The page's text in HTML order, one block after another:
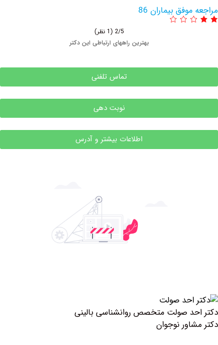
بیماران 86
بهترین راههای ارتباطی این دکتر
تماس تلفنی
نوبت دهی
اطلاعات بیشتر و آدرس
صولت متخصص روانشناسی بالینی
نوجوان